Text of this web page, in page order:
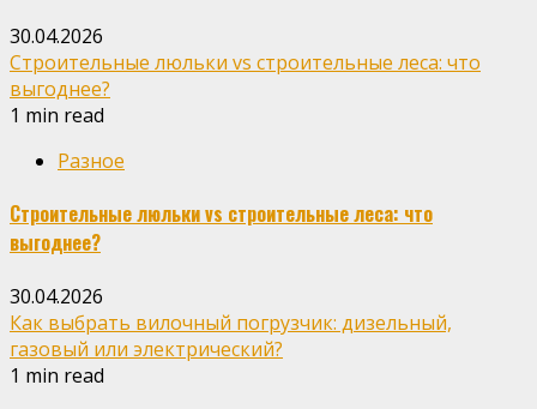
30.04.2026
Строительные люльки vs строительные леса: что
выгоднее?
1 min read
Разное
Строительные люльки vs строительные леса: что
выгоднее?
30.04.2026
Как выбрать вилочный погрузчик: дизельный,
газовый или электрический?
1 min read